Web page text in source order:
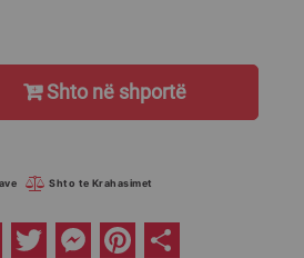
Shto në shportë
Shto te Krahasimet
Facebook
Twitter Messenger
Pinterest